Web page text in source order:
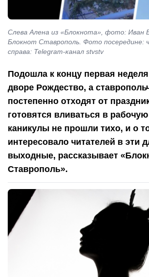
Слева Алена из «Блокнота», фото: Иван
Блокнот Ставрополь. Фото
справа: Telegram-канал stvstv
Подошла к концу первая неделя
дворе Рождество, а
постепенно отходят от
готовятся вливаться в
каникулы не прошли тихо, и о
интересовало читателей в эти
выходные, рассказывает
Ставрополь».